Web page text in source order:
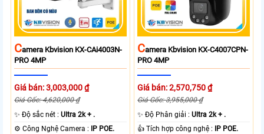
CAmera Kbvision KX-CAi4003N-
PRO 4MP
Giá bán: 3,003,000 ₫
Giá Gốc: 4,620,000 ₫
✨ Độ sắc nét :Ultra 2k + .
⚙ Công Nghệ Camera :
IP POE.
CAmera Kbvision KX-C4007CPN-
PRO 4MP
Giá bán: 2,570,750 ₫
Giá Gốc: 3,955,000 ₫
✨ Độ Phân giải :Ultra 2k + .
👍 Tích hợp công nghệ :
IP POE.